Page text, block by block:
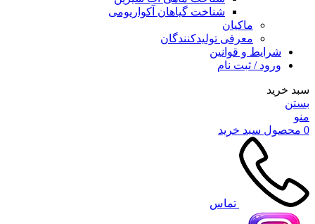
شناخت گیاهان آکواریومی
ماکیان
معرفی تولیدکنندگان
شرایط و قوانین
ورود / ثبت نام
سبد خرید
بستن
منو
0 محصول سبد خرید
تماس